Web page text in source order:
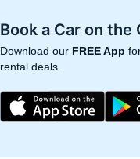
Book a Car on the
Download our FREE App
rental deals.